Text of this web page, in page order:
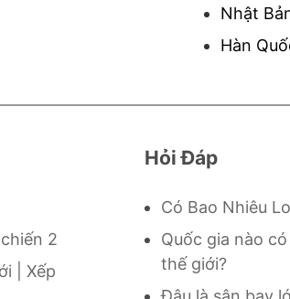
Nhật
Hàn
2
| Xếp
Hỏi Đáp
Có Bao Nhiêu
Quốc gia nào
thế giới?